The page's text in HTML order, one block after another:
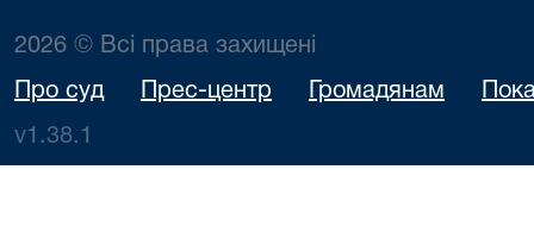
2026 © Всі права захищені
Про суд Прес-центр Громадянам
v1.38.1